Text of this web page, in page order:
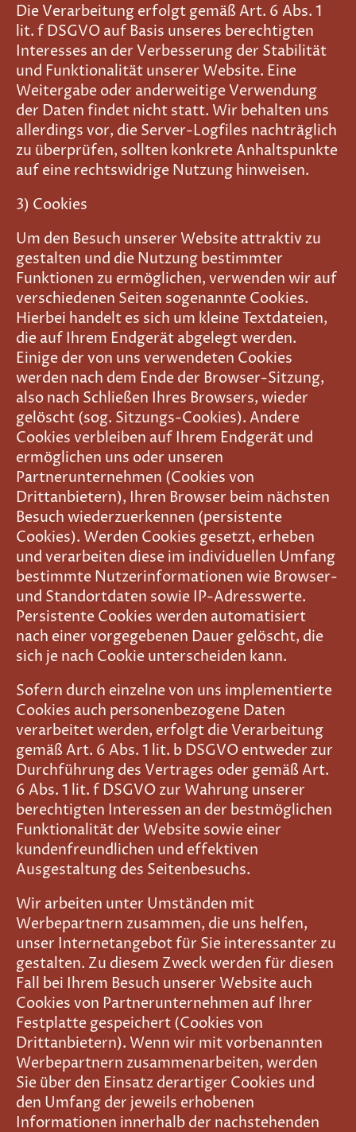
Die Verarbeitung erfolgt gemäß Art. 6 Abs. 1
lit. f DSGVO auf Basis unseres berechtigten
Interesses an der Verbesserung der Stabilität
und Funktionalität unserer Website. Eine
Weitergabe oder anderweitige Verwendung
der Daten findet nicht statt. Wir behalten uns
allerdings vor, die Server-Logfiles nachträglich
zu überprüfen, sollten konkrete Anhaltspunkte
auf eine rechtswidrige Nutzung hinweisen.
3) Cookies
Um den Besuch unserer Website attraktiv zu
gestalten und die Nutzung bestimmter
Funktionen zu ermöglichen, verwenden wir auf
verschiedenen Seiten sogenannte Cookies.
Hierbei handelt es sich um kleine Textdateien,
die auf Ihrem Endgerät abgelegt werden.
Einige der von uns verwendeten Cookies
werden nach dem Ende der Browser-Sitzung,
also nach Schließen Ihres Browsers, wieder
gelöscht (sog. Sitzungs-Cookies). Andere
Cookies verbleiben auf Ihrem Endgerät und
ermöglichen uns oder unseren
Partnerunternehmen (Cookies von
Drittanbietern), Ihren Browser beim nächsten
Besuch wiederzuerkennen (persistente
Cookies). Werden Cookies gesetzt, erheben
und verarbeiten diese im individuellen Umfang
bestimmte Nutzerinformationen wie Browser-
und Standortdaten sowie IP-Adresswerte.
Persistente Cookies werden automatisiert
nach einer vorgegebenen Dauer gelöscht, die
sich je nach Cookie unterscheiden kann.
Sofern durch einzelne von uns implementierte
Cookies auch personenbezogene Daten
verarbeitet werden, erfolgt die Verarbeitung
gemäß Art. 6 Abs. 1 lit. b DSGVO entweder zur
Durchführung des Vertrages oder gemäß Art.
6 Abs. 1 lit. f DSGVO zur Wahrung unserer
berechtigten Interessen an der bestmöglichen
Funktionalität der Website sowie einer
kundenfreundlichen und effektiven
Ausgestaltung des Seitenbesuchs.
Wir arbeiten unter Umständen mit
Werbepartnern zusammen, die uns helfen,
unser Internetangebot für Sie interessanter zu
gestalten. Zu diesem Zweck werden für diesen
Fall bei Ihrem Besuch unserer Website auch
Cookies von Partnerunternehmen auf Ihrer
Festplatte gespeichert (Cookies von
Drittanbietern). Wenn wir mit vorbenannten
Werbepartnern zusammenarbeiten, werden
Sie über den Einsatz derartiger Cookies und
den Umfang der jeweils erhobenen
Informationen innerhalb der nachstehenden